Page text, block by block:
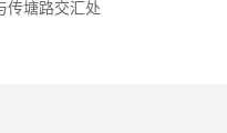
传塘路交汇处